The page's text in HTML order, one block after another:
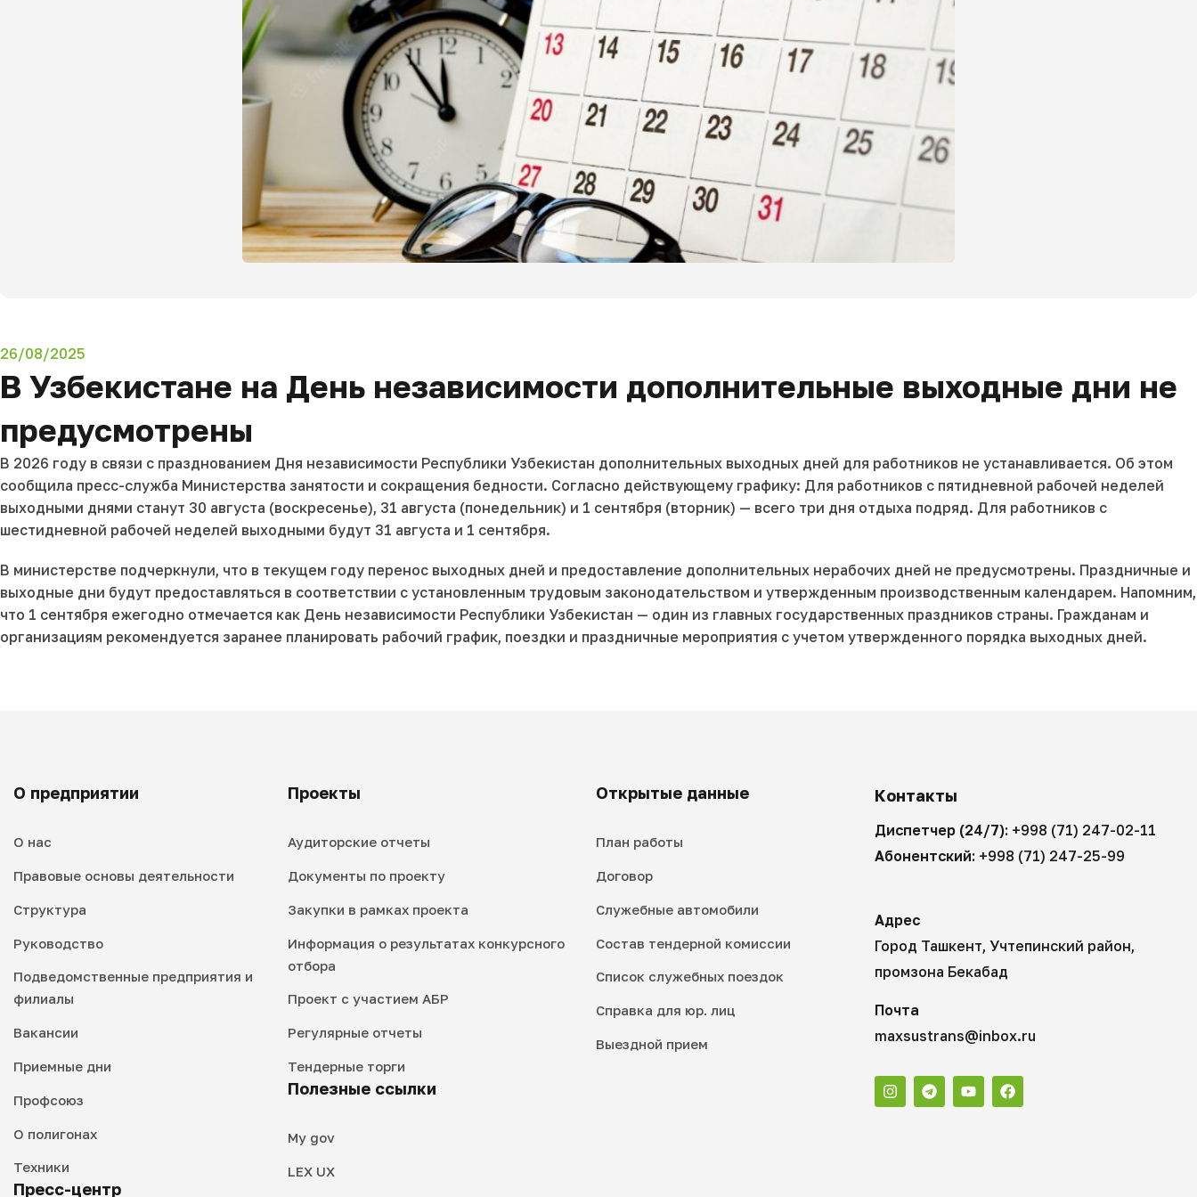
26/08/2025
В Узбекистане на День независимости дополнительные выходные дни не
предусмотрены
В 2026 году в связи с празднованием Дня независимости Республики Узбекистан дополнительных выходных дней для работников не устанавливается. Об этом
сообщила пресс-служба Министерства занятости и сокращения бедности. Согласно действующему графику: Для работников с пятидневной рабочей неделей
выходными днями станут 30 августа (воскресенье), 31 августа (понедельник) и 1 сентября (вторник) — всего три дня отдыха подряд. Для работников с
шестидневной рабочей неделей выходными будут 31 августа и 1 сентября.
В министерстве подчеркнули, что в текущем году перенос выходных дней и предоставление дополнительных нерабочих дней не предусмотрены. Праздничные и
выходные дни будут предоставляться в соответствии с установленным трудовым законодательством и утвержденным производственным календарем. Напомним,
что 1 сентября ежегодно отмечается как День независимости Республики Узбекистан — один из главных государственных праздников страны. Гражданам и
организациям рекомендуется заранее планировать рабочий график, поездки и праздничные мероприятия с учетом утвержденного порядка выходных дней.
О предприятии
О нас
Правовые основы деятельности
Структура
Руководство
Подведомственные предприятия и
филиалы
Вакансии
Приемные дни
Профсоюз
О полигонах
Техники
Пресс-центр
Проекты
Аудиторские отчеты
Документы по проекту
Закупки в рамках проекта
Информация о результатах конкурсного
отбора
Проект с участием АБР
Регулярные отчеты
Тендерные торги
Полезные ссылки
My gov
LEX UX
Открытые данные
План работы
Договор
Служебные автомобили
Состав тендерной комиссии
Список служебных поездок
Справка для юр. лиц
Выездной прием
Контакты
Диспетчер (24/7): +998 (71) 247-02-11
Абонентский: +998 (71) 247-25-99
Адрес
Город Ташкент, Учтепинский район,
промзона Бекабад
Почта
maxsustrans@inbox.ru